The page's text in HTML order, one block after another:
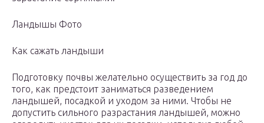
Ландышы Фото
Как сажать ландыши
Подготовку почвы желательно осуществить за год до
того, как предстоит заниматься разведением
ландышей, посадкой и уходом за ними. Чтобы не
допустить сильного разрастания ландышей, можно